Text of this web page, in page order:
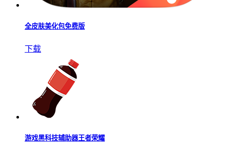
全皮肤美化包免费版
下载
游戏黑科技辅助器王者荣耀